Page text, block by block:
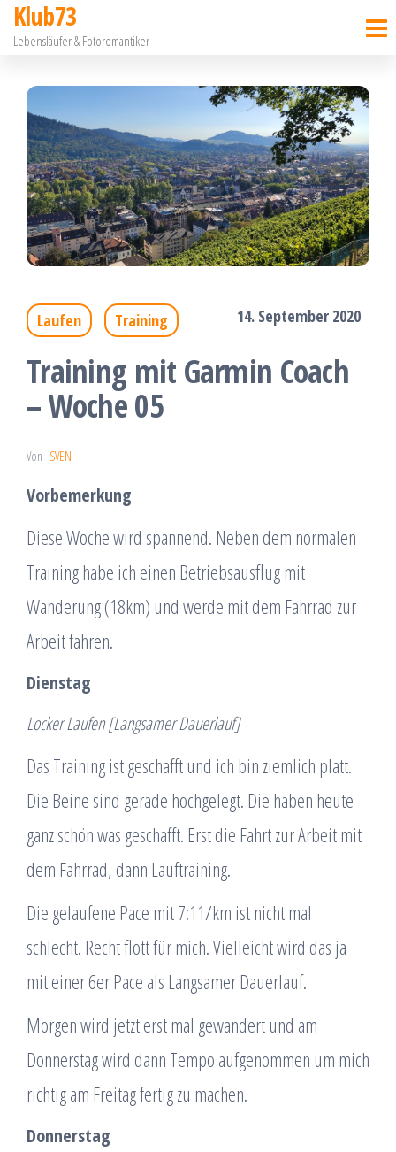
Zum
Inhalt
springen
Klub73
Lebensläufer & Fotoromantiker
Laufen Training 14. September 2020
Training mit Garmin Coach
– Woche 05
Von SVEN
Vorbemerkung
Diese Woche wird spannend. Neben dem normalen
Training habe ich einen Betriebsausflug mit
Wanderung (18km) und werde mit dem Fahrrad zur
Arbeit fahren.
Dienstag
Locker Laufen [Langsamer Dauerlauf]
Das Training ist geschafft und ich bin ziemlich platt.
Die Beine sind gerade hochgelegt. Die haben heute
ganz schön was geschafft. Erst die Fahrt zur Arbeit mit
dem Fahrrad, dann Lauftraining.
Die gelaufene Pace mit 7:11/km ist nicht mal
schlecht. Recht flott für mich. Vielleicht wird das ja
mit einer 6er Pace als Langsamer Dauerlauf.
Morgen wird jetzt erst mal gewandert und am
Donnerstag wird dann Tempo aufgenommen um mich
richtig am Freitag fertig zu machen.
Donnerstag